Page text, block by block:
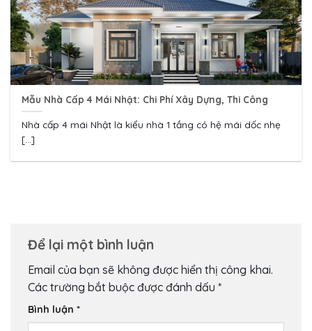
Mẫu Nhà Cấp 4 Mái Nhật: Chi Phí Xây Dựng, Thi Công
Nhà cấp 4 mái Nhật là kiểu nhà 1 tầng có hệ mái dốc nhẹ
[...]
Để lại một bình luận
Email của bạn sẽ không được hiển thị công khai.
Các trường bắt buộc được đánh dấu *
Bình luận *